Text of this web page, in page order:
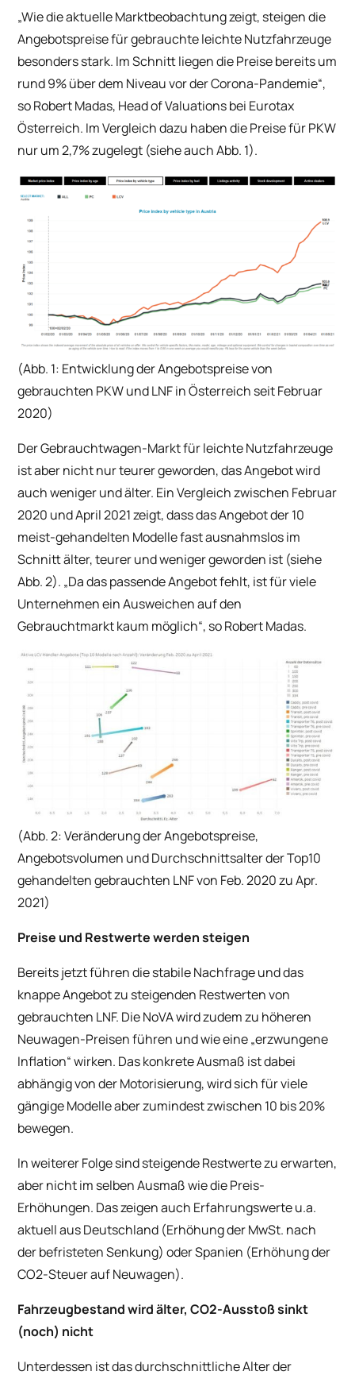
„Wie die aktuelle Marktbeobachtung zeigt, steigen die
Angebotspreise für gebrauchte leichte Nutzfahrzeuge
besonders stark. Im Schnitt liegen die Preise bereits um
rund 9% über dem Niveau vor der Corona-Pandemie“,
so Robert Madas, Head of Valuations bei Eurotax
Österreich. Im Vergleich dazu haben die Preise für PKW
nur um 2,7% zugelegt (siehe auch Abb. 1).
(Abb. 1: Entwicklung der Angebotspreise von
gebrauchten PKW und LNF in Österreich seit Februar
2020)
Der Gebrauchtwagen-Markt für leichte Nutzfahrzeuge
ist aber nicht nur teurer geworden, das Angebot wird
auch weniger und älter. Ein Vergleich zwischen Februar
2020 und April 2021 zeigt, dass das Angebot der 10
meist-gehandelten Modelle fast ausnahmslos im
Schnitt älter, teurer und weniger geworden ist (siehe
Abb. 2). „Da das passende Angebot fehlt, ist für viele
Unternehmen ein Ausweichen auf den
Gebrauchtmarkt kaum möglich“, so Robert Madas.
(Abb. 2: Veränderung der Angebotspreise,
Angebotsvolumen und Durchschnittsalter der Top10
gehandelten gebrauchten LNF von Feb. 2020 zu Apr.
2021)
Preise und Restwerte werden steigen
Bereits jetzt führen die stabile Nachfrage und das
knappe Angebot zu steigenden Restwerten von
gebrauchten LNF. Die NoVA wird zudem zu höheren
Neuwagen-Preisen führen und wie eine „erzwungene
Inflation“ wirken. Das konkrete Ausmaß ist dabei
abhängig von der Motorisierung, wird sich für viele
gängige Modelle aber zumindest zwischen 10 bis 20%
bewegen.
In weiterer Folge sind steigende Restwerte zu erwarten,
aber nicht im selben Ausmaß wie die Preis-
Erhöhungen. Das zeigen auch Erfahrungswerte u.a.
aktuell aus Deutschland (Erhöhung der MwSt. nach
der befristeten Senkung) oder Spanien (Erhöhung der
CO2-Steuer auf Neuwagen).
Fahrzeugbestand wird älter, CO2-Ausstoß sinkt
(noch) nicht
Unterdessen ist das durchschnittliche Alter der